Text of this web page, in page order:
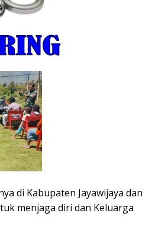
di Kabupaten Jayawijaya dan
menjaga diri dan Keluarga